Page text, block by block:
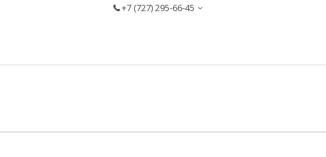
+7 (727) 295-66-45